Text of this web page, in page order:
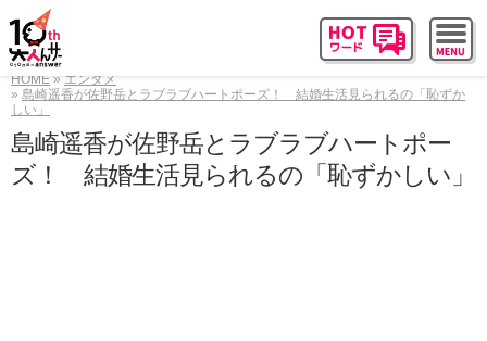
HOME
エンタメ
島崎遥香が佐野岳とラブラブハートポーズ！ 結婚生活見られるの「恥ずか
しい」
島崎遥香が佐野岳とラブラブハートポー
ズ！ 結婚生活見られるの「恥ずかしい」